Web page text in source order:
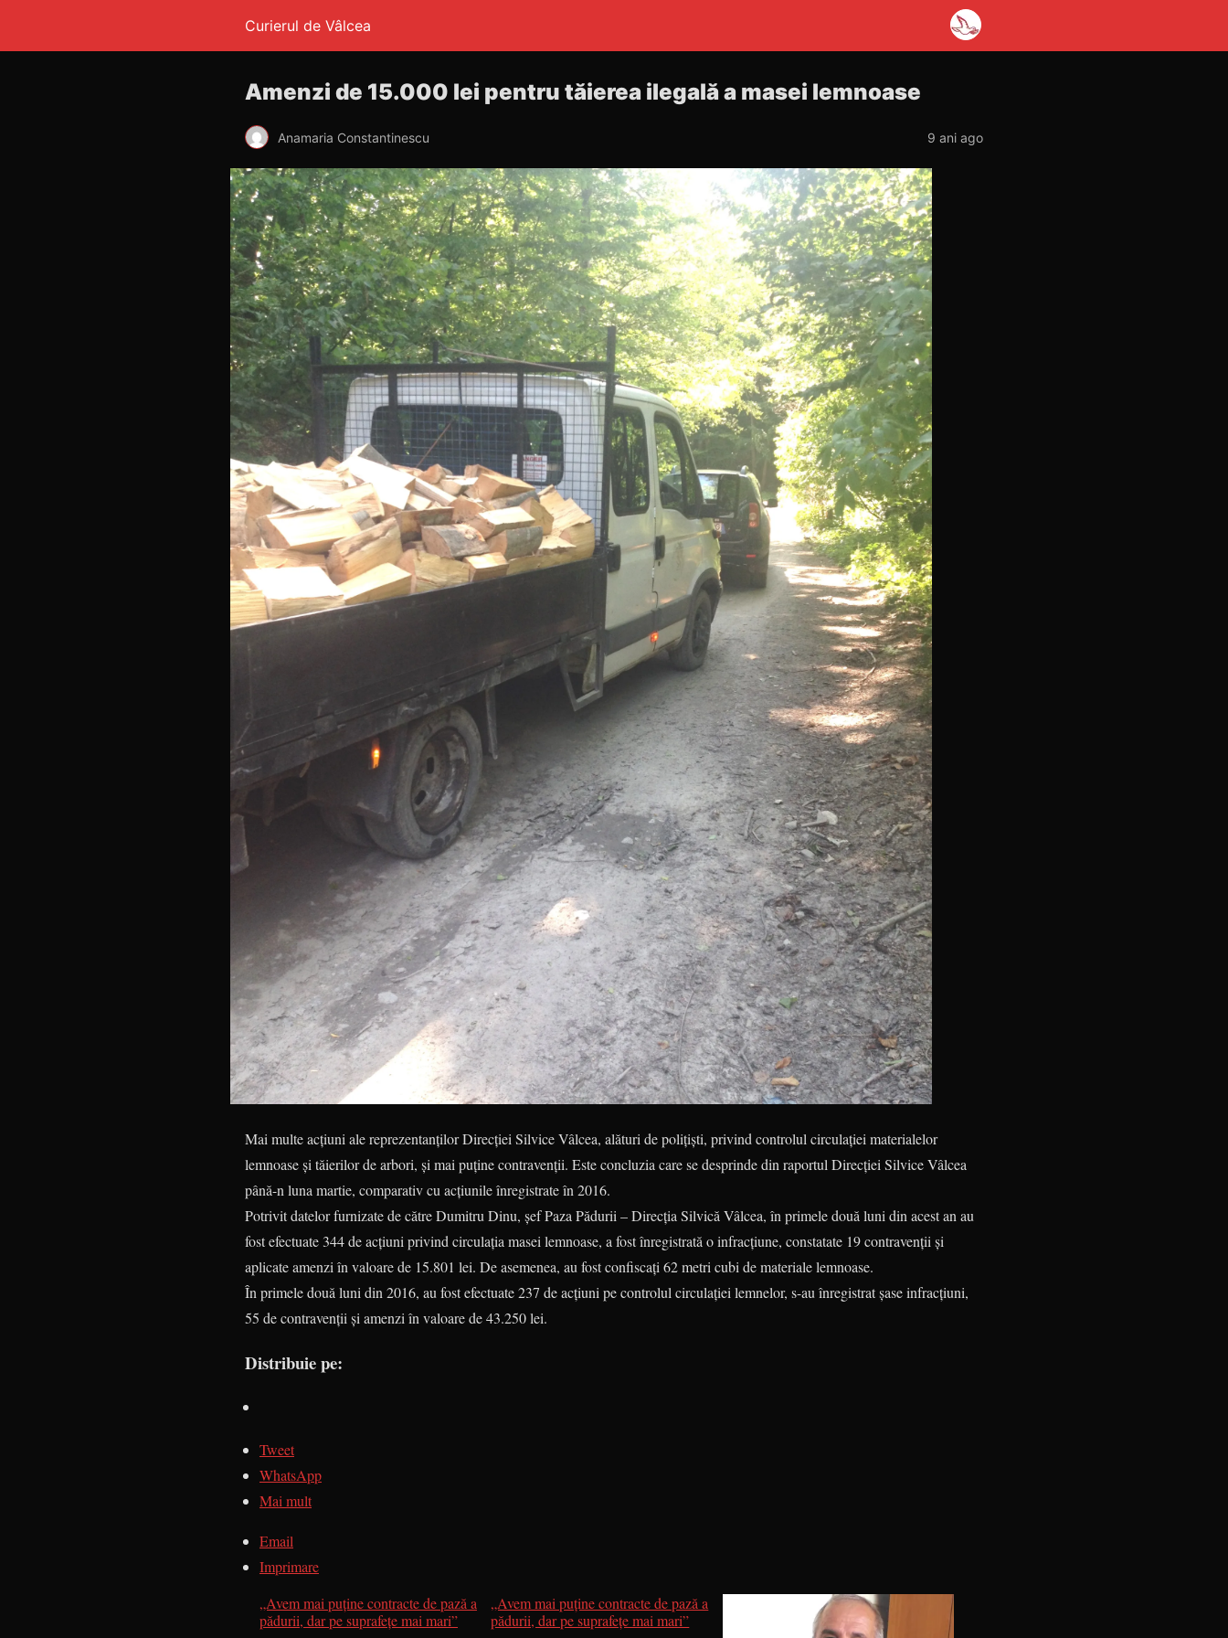
Curierul de Vâlcea
Amenzi de 15.000 lei pentru tăierea ilegală a masei lemnoase
Anamaria Constantinescu 9 ani ago
Mai multe acțiuni ale reprezentanților Direcției Silvice Vâlcea, alături de polițiști, privind controlul circulației materialelor
lemnoase și tăierilor de arbori, și mai puține contravenții. Este concluzia care se desprinde din raportul Direcției Silvice Vâlcea
până-n luna martie, comparativ cu acțiunile înregistrate în 2016.
Potrivit datelor furnizate de către Dumitru Dinu, șef Paza Pădurii – Direcția Silvică Vâlcea, în primele două luni din acest an au
fost efectuate 344 de acțiuni privind circulația masei lemnoase, a fost înregistrată o infracțiune, constatate 19 contravenții și
aplicate amenzi în valoare de 15.801 lei. De asemenea, au fost confiscați 62 metri cubi de materiale lemnoase.
În primele două luni din 2016, au fost efectuate 237 de acțiuni pe controlul circulației lemnelor, s-au înregistrat șase infracțiuni,
55 de contravenții și amenzi în valoare de 43.250 lei.
Distribuie pe:
Tweet
WhatsApp
Mai mult
Email
Imprimare
„Avem mai puține contracte de pază a
pădurii, dar pe suprafețe mai mari”
„Avem mai puține contracte de pază a
pădurii, dar pe suprafețe mai mari”